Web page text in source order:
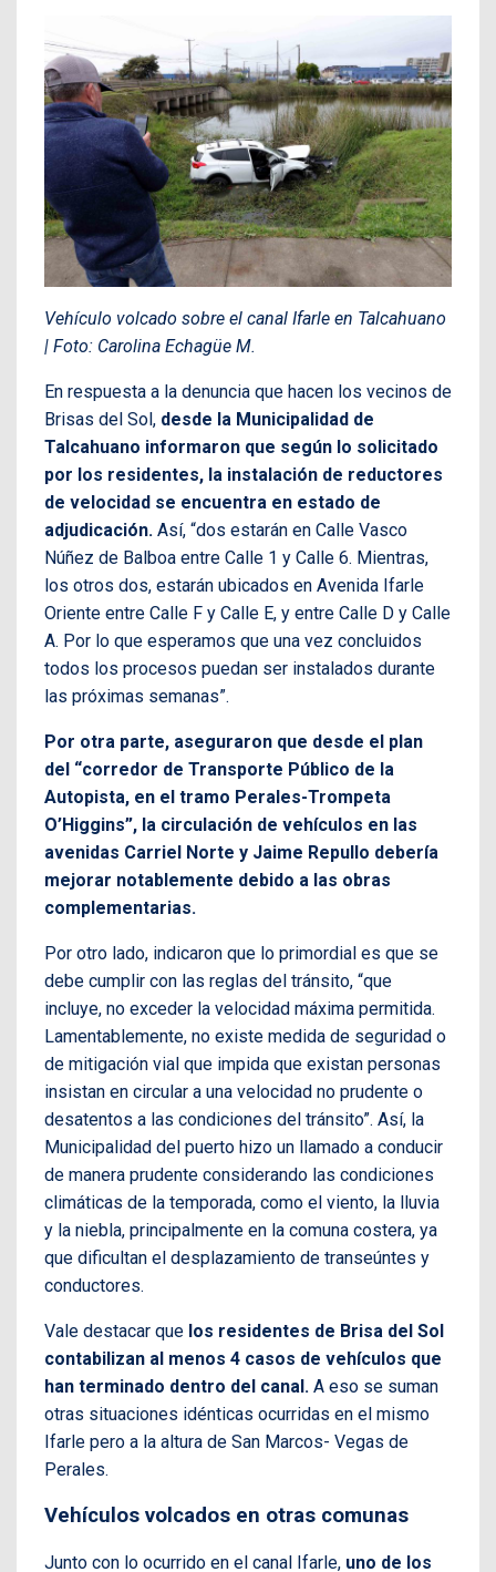
Vehículo volcado sobre el canal Ifarle en Talcahuano
| Foto: Carolina Echagüe M.
En respuesta a la denuncia que hacen los vecinos de
Brisas del Sol, desde la Municipalidad de
Talcahuano informaron que según lo solicitado
por los residentes, la instalación de reductores
de velocidad se encuentra en estado de
adjudicación. Así, “dos estarán en Calle Vasco
Núñez de Balboa entre Calle 1 y Calle 6. Mientras,
los otros dos, estarán ubicados en Avenida Ifarle
Oriente entre Calle F y Calle E, y entre Calle D y Calle
A. Por lo que esperamos que una vez concluidos
todos los procesos puedan ser instalados durante
las próximas semanas”.
Por otra parte, aseguraron que desde el plan
del “corredor de Transporte Público de la
Autopista, en el tramo Perales-Trompeta
O’Higgins”, la circulación de vehículos en las
avenidas Carriel Norte y Jaime Repullo debería
mejorar notablemente debido a las obras
complementarias.
Por otro lado, indicaron que lo primordial es que se
debe cumplir con las reglas del tránsito, “que
incluye, no exceder la velocidad máxima permitida.
Lamentablemente, no existe medida de seguridad o
de mitigación vial que impida que existan personas
insistan en circular a una velocidad no prudente o
desatentos a las condiciones del tránsito”. Así, la
Municipalidad del puerto hizo un llamado a conducir
de manera prudente considerando las condiciones
climáticas de la temporada, como el viento, la lluvia
y la niebla, principalmente en la comuna costera, ya
que dificultan el desplazamiento de transeúntes y
conductores.
Vale destacar que los residentes de Brisa del Sol
contabilizan al menos 4 casos de vehículos que
han terminado dentro del canal. A eso se suman
otras situaciones idénticas ocurridas en el mismo
Ifarle pero a la altura de San Marcos- Vegas de
Perales.
Vehículos volcados en otras comunas
Junto con lo ocurrido en el canal Ifarle, uno de los